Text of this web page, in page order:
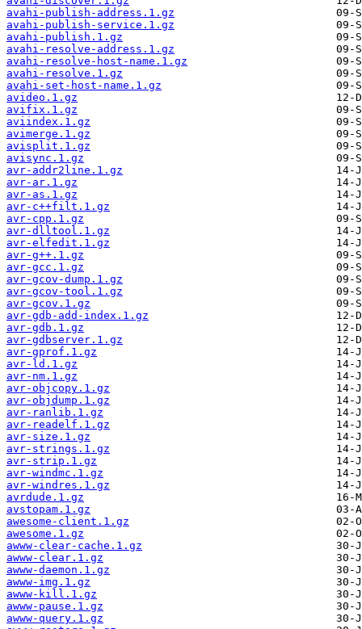
avahi-publish-address.1.gz
avahi-publish-service.1.gz
avahi-publish.1.gz
avahi-resolve-address.1.gz
avahi-resolve-host-name.1.gz
avahi-resolve.1.gz
avahi-set-host-name.1.gz
avideo.1.gz
avifix.1.gz
aviindex.1.gz
avimerge.1.gz
avisplit.1.gz
avisync.1.gz
avr-addr2line.1.gz
avr-ar.1.gz
avr-as.1.gz
avr-c++filt.1.gz
avr-cpp.1.gz
avr-dlltool.1.gz
avr-elfedit.1.gz
avr-g++.1.gz
avr-gcc.1.gz
avr-gcov-dump.1.gz
avr-gcov-tool.1.gz
avr-gcov.1.gz
avr-gdb-add-index.1.gz
avr-gdb.1.gz
avr-gdbserver.1.gz
avr-gprof.1.gz
avr-ld.1.gz
avr-nm.1.gz
avr-objcopy.1.gz
avr-objdump.1.gz
avr-ranlib.1.gz
avr-readelf.1.gz
avr-size.1.gz
avr-strings.1.gz
avr-strip.1.gz
avr-windmc.1.gz
avr-windres.1.gz
avrdude.1.gz
avstopam.1.gz
awesome-client.1.gz
awesome.1.gz
awww-clear-cache.1.gz
awww-clear.1.gz
awww-daemon.1.gz
awww-img.1.gz
awww-kill.1.gz
awww-pause.1.gz
awww-query.1.gz